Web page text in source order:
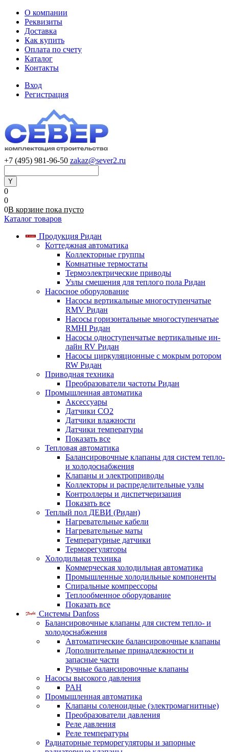
О компании
Реквизиты
Доставка
Как купить
Оплата по счету
Каталог
Контакты
Вход
Регистрация
+7 (495) 981-96-50 zakaz@sever2.ru
0
0
0В корзине пока пусто
Каталог товаров
Продукция Ридан
Коттеджная автоматика
Коллекторные группы
Комнатные термостаты
Термоэлектрические приводы
Узлы смешения для теплого пола Ридан
Насосное оборудование
Насосы вертикальные многоступенчатые
RMV Ридан
Насосы горизонтальные многоступенчатые
RMHI Ридан
Насосы одноступенчатые вертикальные ин-
лайн RV Ридан
Насосы циркуляционные с мокрым ротором
RW Ридан
Приводная техника
Преобразователи частоты Ридан
Промышленная автоматика
Аксессуары
Датчики CO2
Датчики влажности
Датчики температуры
Показать все
Тепловая автоматика
Балансировочные клапаны для систем тепло-
и холодоснабжения
Клапаны и электроприводы
Коллекторы и распределительные узлы
Контроллеры и диспетчеризация
Показать все
Теплый пол ДЕВИ (Ридан)
Нагревательные кабели
Нагревательные маты
Температурные датчики
Терморегуляторы
Холодильная техника
Коммерческая холодильная автоматика
Промышленные холодильные компоненты
Спиральные компрессоры
Теплообменное оборудование
Показать все
Системы Danfoss
Балансировочные клапаны для систем тепло- и
холодоснабжения
Автоматические балансировочные клапаны
Дополнительные принадлежности и
запасные части
Ручные балансировочные клапаны
Насосы высокого давления
PAH
Промышленная автоматика
Клапаны соленоидные (электромагнитные)
Преобразователи давления
Реле давления
Реле температуры
Радиаторные терморегуляторы и запорные